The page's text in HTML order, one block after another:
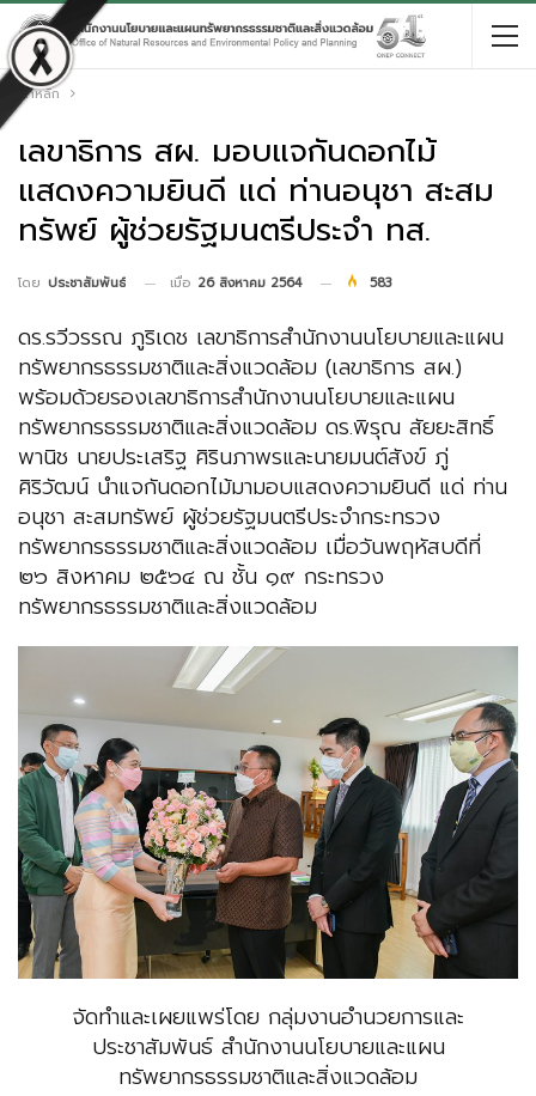
หน้าหลัก
เลขาธิการ สผ. มอบแจกันดอกไม้
แสดงความยินดี แด่ ท่านอนุชา สะสม
ทรัพย์ ผู้ช่วยรัฐมนตรีประจำ ทส.
โดย ประชาสัมพันธ์ เมื่อ 26 สิงหาคม 2564 583
ดร.รวีวรรณ ภูริเดช เลขาธิการสำนักงานนโยบายและแผน
ทรัพยากรธรรมชาติและสิ่งแวดล้อม (เลขาธิการ สผ.)
พร้อมด้วยรองเลขาธิการสำนักงานนโยบายและแผน
ทรัพยากรธรรมชาติและสิ่งแวดล้อม ดร.พิรุณ สัยยะสิทธิ์
พานิช นายประเสริฐ ศิรินภาพรและนายมนต์สังข์ ภู่
ศิริวัฒน์ นำแจกันดอกไม้มามอบแสดงความยินดี แด่ ท่าน
อนุชา สะสมทรัพย์ ผู้ช่วยรัฐมนตรีประจำกระทรวง
ทรัพยากรธรรมชาติและสิ่งแวดล้อม เมื่อวันพฤหัสบดีที่
๒๖ สิงหาคม ๒๕๖๔ ณ ชั้น ๑๙ กระทรวง
ทรัพยากรธรรมชาติและสิ่งแวดล้อม
จัดทำและเผยแพร่โดย กลุ่มงานอำนวยการและ
ประชาสัมพันธ์ สำนักงานนโยบายและแผน
ทรัพยากรธรรมชาติและสิ่งแวดล้อม